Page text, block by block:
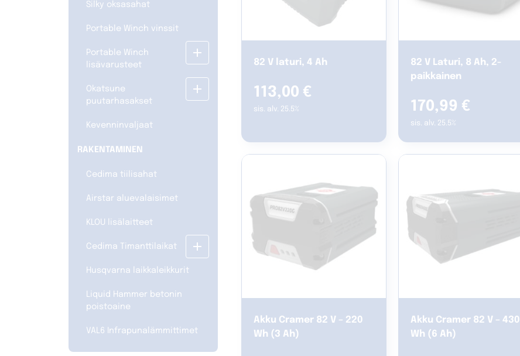
Silky oksasahat
Portable Winch vinssit
Portable Winch
lisävarusteet
add
Okatsune
puutarhasakset
add
Kevenninvaljaat
RAKENTAMINEN
Cedima tiilisahat
Airstar aluevalaisimet
KLOU lisälaitteet
Cedima Timanttilaikat add
Husqvarna laikkaleikkurit
Liquid Hammer betonin
poistoaine
VAL6 Infrapunalämmittimet
82 V laturi, 4 Ah
113,00 €
sis. alv. 25.5%
82 V Laturi, 8 Ah, 2-
paikkainen
170,99 €
sis. alv. 25.5%
Akku Cramer 82 V – 220
Wh (3 Ah)
Akku Cramer 82 V – 430
Wh (6 Ah)